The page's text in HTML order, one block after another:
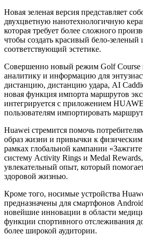
Новая зеленая версия представляет
двухцветную нанотехнологичную
которая требует более сложного
чтобы создать красивый бело-зеленый
соответствующий эстетике.
Совершенно новый режим Golf Course
аналитику и информацию для
дистанцию, дистанцию удара, AI
новая функция импорта маршрутов
интегрируется с приложением
пользователям импортировать
Huawei стремится помочь
образ жизни и привычки к
рамках глобальной кампании
систему Activity Rings и Medal
увлекательный опыт, который
здоровой жизнью.
Кроме того, носимые устройства
предназначены для смартфонов
новейшие инновации в области
функции спортивного отслеживания
более широкой аудитории.